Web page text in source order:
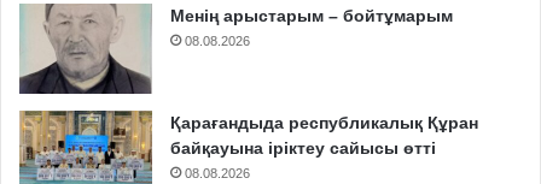
Менің арыстарым – бойтұмарым
08.08.2026
Қарағандыда республикалық Құран
байқауына іріктеу сайысы өтті
08.08.2026